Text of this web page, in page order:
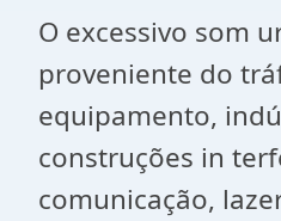
O excessivo som
proveniente do
equipamento,
construções in
comunicação,